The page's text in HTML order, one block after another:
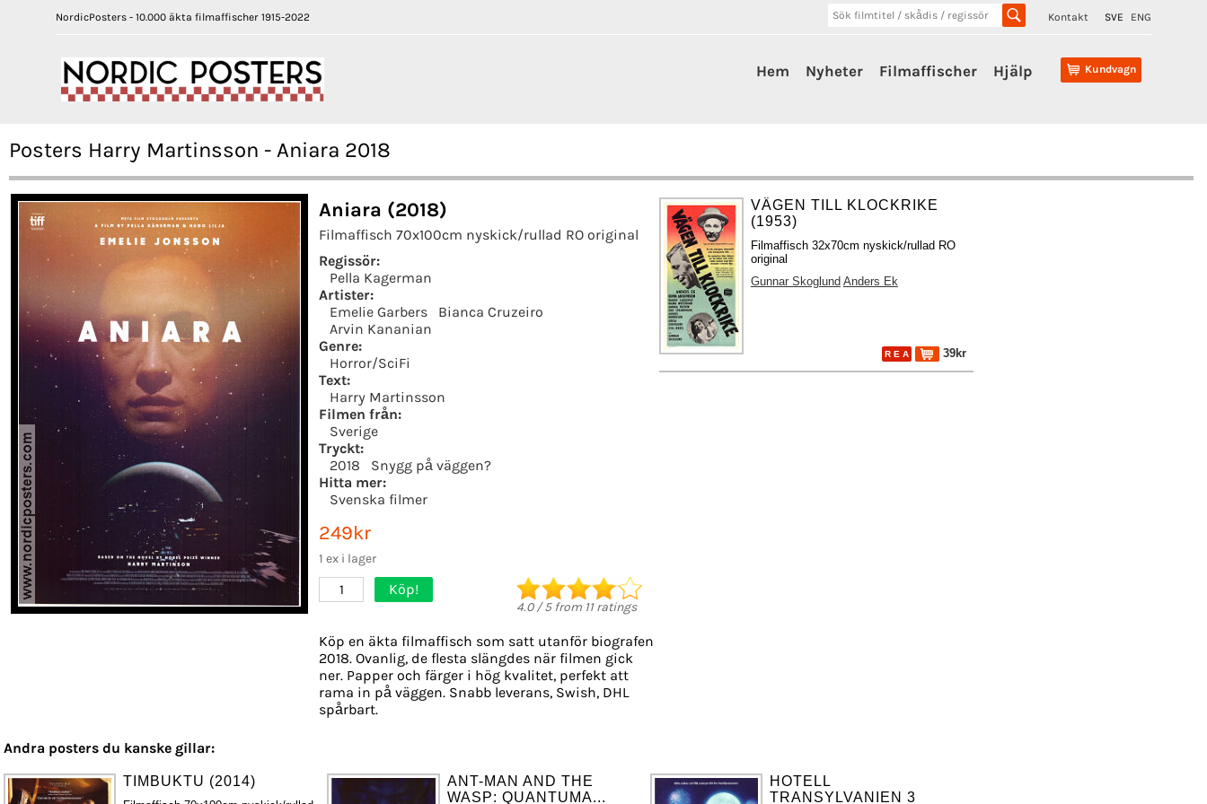
NordicPosters - 10.000 äkta filmaffischer 1915-2022 Kontakt SVE ENG
Kundvagn
Hem Nyheter Filmaffischer Hjälp
Posters Harry Martinsson - Aniara 2018
Aniara (2018)
Filmaffisch 70x100cm nyskick/rullad RO original
Regissör:
Pella Kagerman
Artister:
Emelie Garbers
Bianca Cruzeiro
Arvin Kananian
Genre:
Horror/SciFi
Text:
Harry Martinsson
Filmen från:
Sverige
Tryckt:
2018
Snygg på väggen?
Hitta mer:
Svenska filmer
249kr
1 ex i lager
1 Köp!
4.0/5from 11ratings
Köp en äkta filmaffisch som satt utanför biografen
2018. Ovanlig, de flesta slängdes när filmen gick
ner. Papper och färger i hög kvalitet, perfekt att
rama in på väggen. Snabb leverans, Swish, DHL
spårbart.
VÄGEN TILL KLOCKRIKE
(1953)
Filmaffisch 32x70cm nyskick/rullad RO
original
Gunnar Skoglund Anders Ek
R E A 39kr
Andra posters du kanske gillar:
TIMBUKTU (2014)
ANT-MAN AND THE
WASP: QUANTUMA...
HOTELL
TRANSYLVANIEN 3